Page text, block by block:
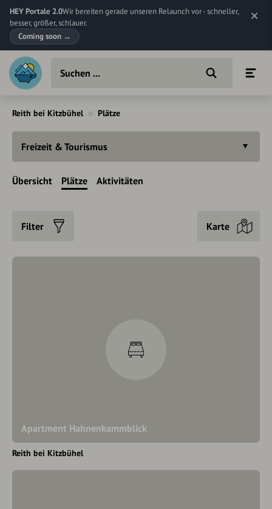
HEY Portale 2.0Wir bereiten gerade unseren Relaunch vor - schneller,
besser, größer, schlauer.
Coming soon →
Reith bei Kitzbühel Plätze
Freizeit & Tourismus
Übersicht Plätze Aktivitäten
Filter Karte
Apartment Hahnenkammblick
Reith bei Kitzbühel